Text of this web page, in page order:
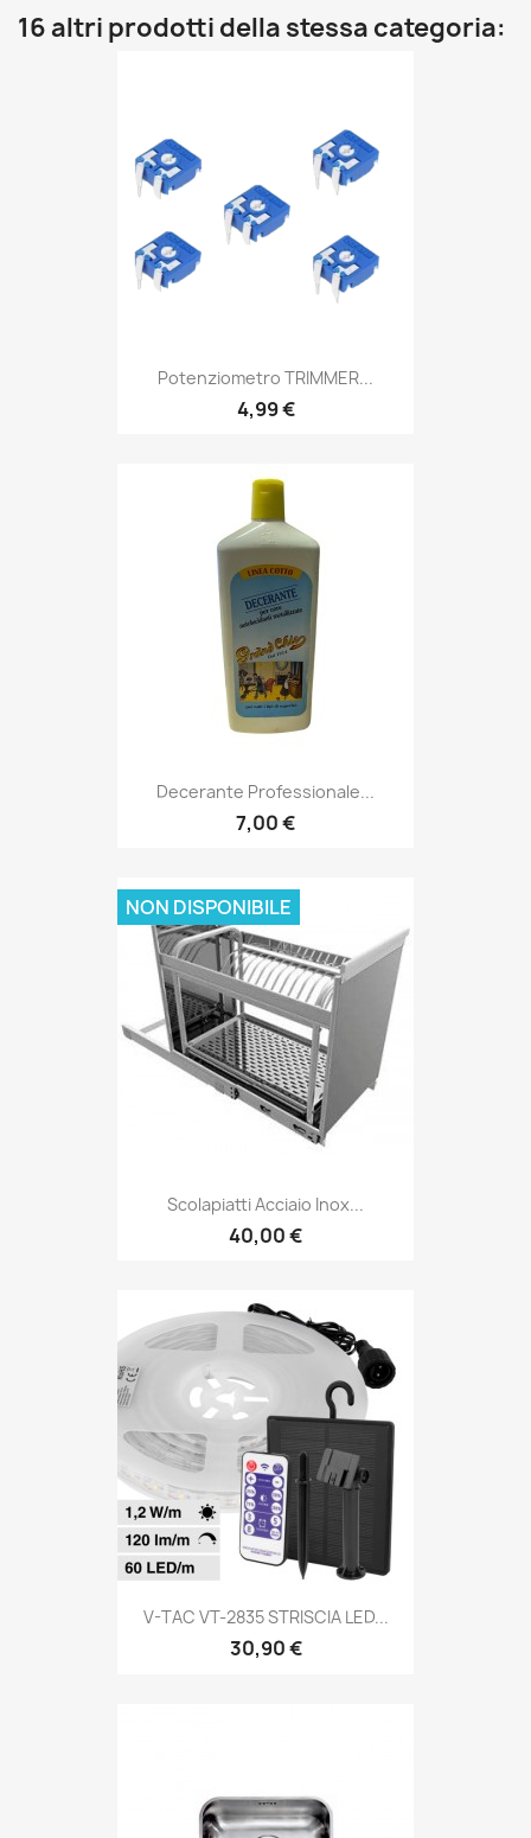
16 altri prodotti della stessa categoria:
Potenziometro TRIMMER...
4,99 €
Decerante Professionale...
7,00 €
Scolapiatti Acciaio Inox...
40,00 €
NON DISPONIBILE
V-TAC VT-2835 STRISCIA LED...
30,90 €